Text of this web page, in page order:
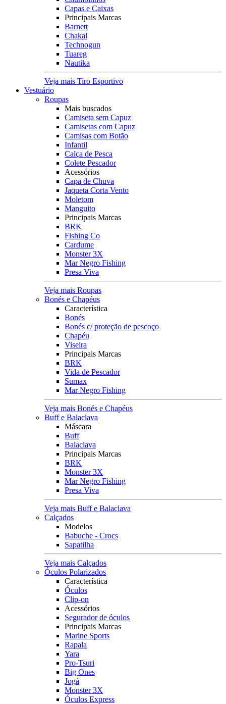
Capas e Caixas
Principais Marcas
Barnett
Chakal
Technogun
Tuareg
Nautika
Veja mais Tiro Esportivo
Vestuário
Roupas
Mais buscados
Camiseta sem Capuz
Camisetas com Capuz
Camisas com Botão
Infantil
Calça de Pesca
Colete Pescador
Acessórios
Capa de Chuva
Jaqueta Corta Vento
Moletom
Manguito
Principais Marcas
BRK
Fishing Co
Cardume
Monster 3X
Mar Negro Fishing
Presa Viva
Veja mais Roupas
Bonés e Chapéus
Característica
Bonés
Bonés c/ proteção de pescoço
Chapéu
Viseira
Principais Marcas
BRK
Vida de Pescador
Sumax
Mar Negro Fishing
Veja mais Bonés e Chapéus
Buff e Balaclava
Máscara
Buff
Balaclava
Principais Marcas
BRK
Monster 3X
Mar Negro Fishing
Presa Viva
Veja mais Buff e Balaclava
Calçados
Modelos
Babuche - Crocs
Sapatilha
Veja mais Calçados
Óculos Polarizados
Característica
Óculos
Clip-on
Acessórios
Segurador de óculos
Principais Marcas
Marine Sports
Rapala
Yara
Pro-Tsuri
Big Ones
Jogá
Monster 3X
Óculos Express